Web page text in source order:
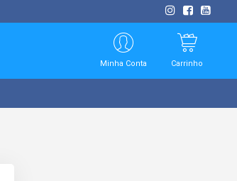
Minha Conta Carrinho